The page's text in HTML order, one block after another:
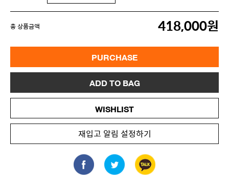
총 상품금액 418,000원
PURCHASE
ADD TO BAG
WISHLIST
재입고 알림 설정하기